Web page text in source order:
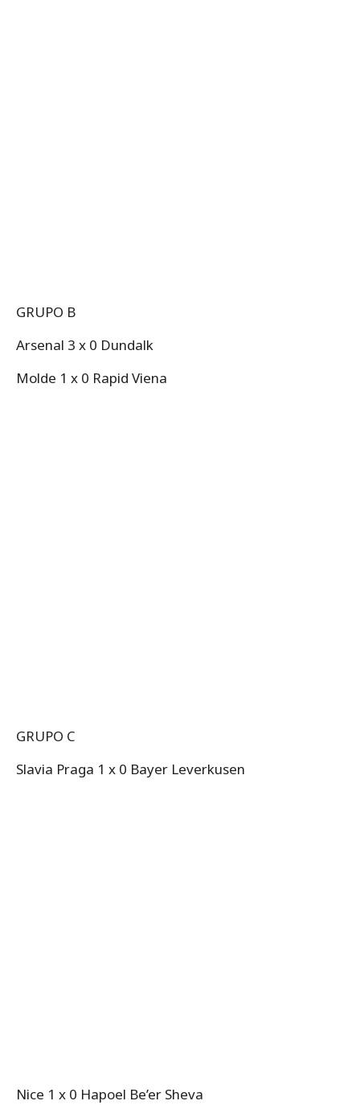
GRUPO B
Arsenal 3 x 0 Dundalk
Molde 1 x 0 Rapid Viena
GRUPO C
Slavia Praga 1 x 0 Bayer Leverkusen
Nice 1 x 0 Hapoel Be’er Sheva